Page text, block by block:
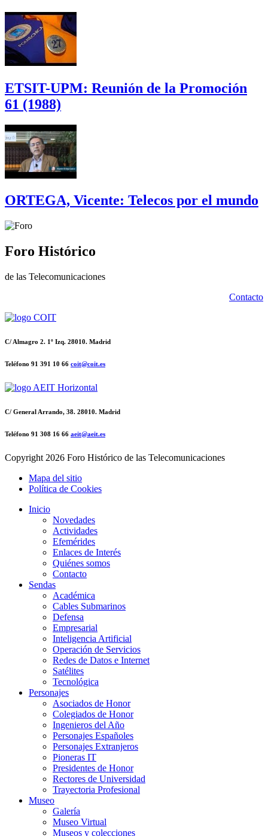
ETSIT-UPM: Reunión de la Promoción
61 (1988)
ORTEGA, Vicente: Telecos por el mundo
Foro Histórico
de las Telecomunicaciones
Contacto
C/ Almagro 2. 1º Izq. 28010. Madrid
Teléfono 91 391 10 66 coit@coit.es
C/ General Arrando, 38. 28010. Madrid
Teléfono 91 308 16 66 aeit@aeit.es
Copyright 2026 Foro Histórico de las Telecomunicaciones
Mapa del sitio
Política de Cookies
Inicio
Novedades
Actividades
Efemérides
Enlaces de Interés
Quiénes somos
Contacto
Sendas
Académica
Cables Submarinos
Defensa
Empresarial
Inteligencia Artificial
Operación de Servicios
Redes de Datos e Internet
Satélites
Tecnológica
Personajes
Asociados de Honor
Colegiados de Honor
Ingenieros del Año
Personajes Españoles
Personajes Extranjeros
Pioneras IT
Presidentes de Honor
Rectores de Universidad
Trayectoria Profesional
Museo
Galería
Museo Virtual
Museos y colecciones